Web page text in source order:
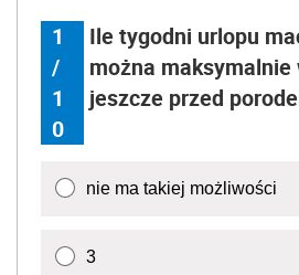
1
/
1
0
Ile tygodni urlopu
można
jeszcze przed
nie ma takiej możliwości
3